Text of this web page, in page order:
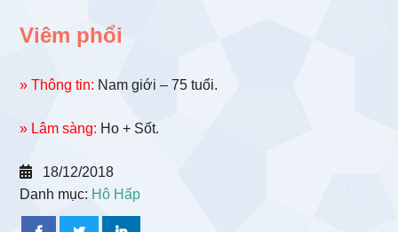
Viêm phổi
» Thông tin: Nam giới – 75 tuổi.
» Lâm sàng: Ho + Sốt.
18/12/2018
Danh mục: Hô Hấp